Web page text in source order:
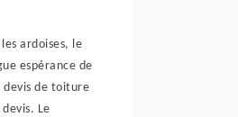
ardoises, le
espérance de
devis de toiture
Le